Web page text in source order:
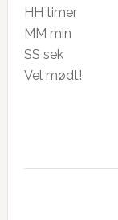
HH timer
MM min
SS sek
Vel mødt!